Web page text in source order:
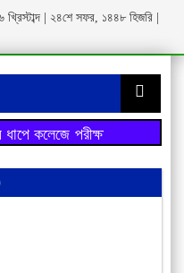
| ২৪শে সফর, ১৪৪৮ হিজরি |
কলেজে পরীক্ষা চলছে